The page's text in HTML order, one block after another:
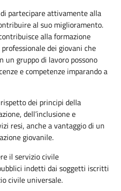
partecipare attivamente alla
al suo miglioramento.
alla formazione
dei giovani che
gruppo di lavoro possono
e competenze imparando a
dei principi della
dell’inclusione e
resi, anche a vantaggio di un
giovanile.
il servizio civile
indetti dai soggetti iscritti
civile universale.